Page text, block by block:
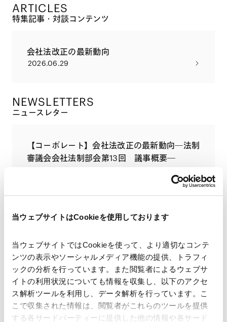
当ウェブサイトはCookieを使用しております
当ウェブサイトではCookieを使って、より適切なコンテ
ンツの表示やソーシャルメディア機能の提供、トラフィ
ックの分析を行っています。また閲覧者によるウェブサ
イトの利用状況についても情報を収集し、以下のアクセ
ス解析ツールを利用し、データ解析を行っています。こ
こで収集された情報は、閲覧者がこれらのツールを提供
する各サードパーティーに提供した他の情報や各サード
ARTICLES
特集記事・対談コンテンツ
会社法改正の最新動向
2026.06.29
NEWSLETTERS
ニュースレター
【コーポレート】会社法改正の最新動向―法制
審議会会社法制部会第13回 議事概要―
2026.06.08
PUBLICATIONS
著書・論文等
Lexology Panoramic: Construction 2027
(Japan Chapter)
2026.06.25 論文